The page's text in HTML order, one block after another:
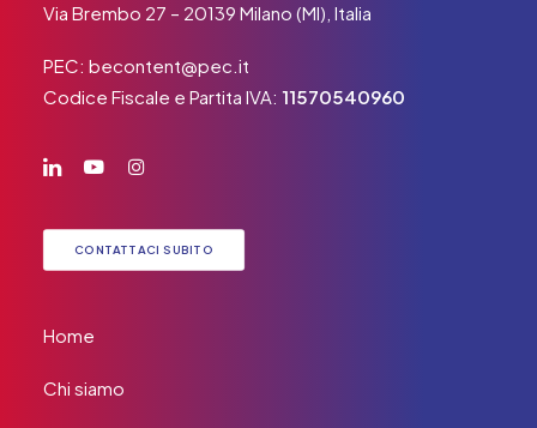
Via Brembo 27 – 20139 Milano (MI), Italia
PEC: becontent@pec.it
Codice Fiscale e Partita IVA: 11570540960
CONTATTACI SUBITO
Home
Chi siamo